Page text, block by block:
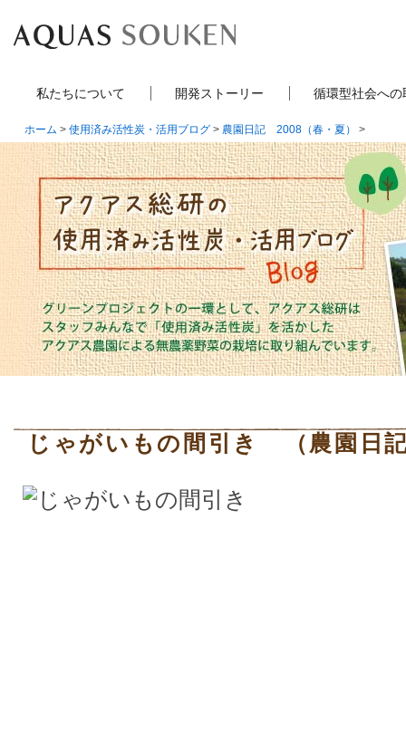
私たちについて 開発ストーリー 循環型社会への
ホーム > 使用済み活性炭・活用ブログ > 農園日記 2008（春・夏） >
じゃがいもの間引き （農園日